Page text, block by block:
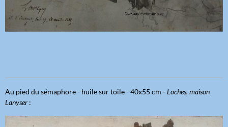
Au pied du sémaphore - huile sur toile - 40x55 cm -Loches, maison
Lanyser :